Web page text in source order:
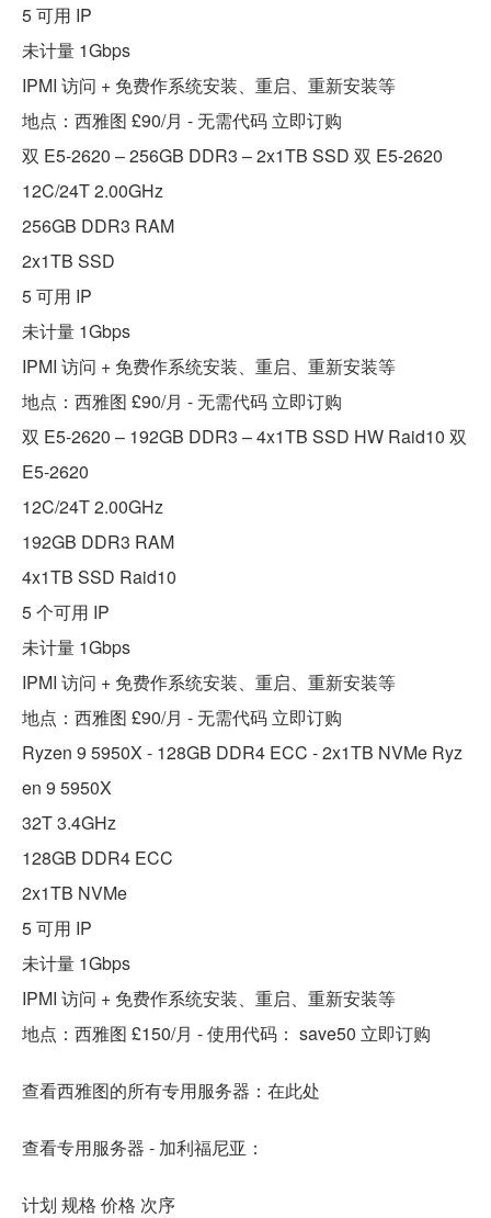
5 可用 IP
未计量 1Gbps
IPMI 访问 + 免费作系统安装、重启、重新安装等
地点：西雅图 £90/月 - 无需代码 立即订购
双 E5-2620 – 256GB DDR3 – 2x1TB SSD 双 E5-2620
12C/24T 2.00GHz
256GB DDR3 RAM
2x1TB SSD
5 可用 IP
未计量 1Gbps
IPMI 访问 + 免费作系统安装、重启、重新安装等
地点：西雅图 £90/月 - 无需代码 立即订购
双 E5-2620 – 192GB DDR3 – 4x1TB SSD HW Raid10 双
E5-2620
12C/24T 2.00GHz
192GB DDR3 RAM
4x1TB SSD Raid10
5 个可用 IP
未计量 1Gbps
IPMI 访问 + 免费作系统安装、重启、重新安装等
地点：西雅图 £90/月 - 无需代码 立即订购
Ryzen 9 5950X - 128GB DDR4 ECC - 2x1TB NVMe Ryz
en 9 5950X
32T 3.4GHz
128GB DDR4 ECC
2x1TB NVMe
5 可用 IP
未计量 1Gbps
IPMI 访问 + 免费作系统安装、重启、重新安装等
地点：西雅图 £150/月 - 使用代码： save50 立即订购
查看西雅图的所有专用服务器：在此处
查看专用服务器 - 加利福尼亚：
计划 规格 价格 次序